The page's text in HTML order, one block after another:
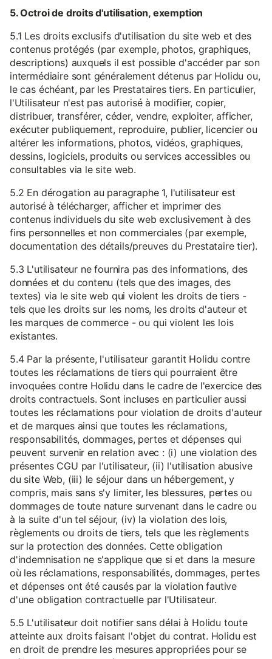
5. Octroi de droits d'utilisation, exemption
5.1 Les droits exclusifs d'utilisation du site web et des
contenus protégés (par exemple, photos, graphiques,
descriptions) auxquels il est possible d'accéder par son
intermédiaire sont généralement détenus par Holidu ou,
le cas échéant, par les Prestataires tiers. En particulier,
l'Utilisateur n'est pas autorisé à modifier, copier,
distribuer, transférer, céder, vendre, exploiter, afficher,
exécuter publiquement, reproduire, publier, licencier ou
altérer les informations, photos, vidéos, graphiques,
dessins, logiciels, produits ou services accessibles ou
consultables via le site web.
5.2 En dérogation au paragraphe 1, l'utilisateur est
autorisé à télécharger, afficher et imprimer des
contenus individuels du site web exclusivement à des
fins personnelles et non commerciales (par exemple,
documentation des détails/preuves du Prestataire tier).
5.3 L'utilisateur ne fournira pas des informations, des
données et du contenu (tels que des images, des
textes) via le site web qui violent les droits de tiers -
tels que les droits sur les noms, les droits d'auteur et
les marques de commerce - ou qui violent les lois
existantes.
5.4 Par la présente, l'utilisateur garantit Holidu contre
toutes les réclamations de tiers qui pourraient être
invoquées contre Holidu dans le cadre de l'exercice des
droits contractuels. Sont incluses en particulier aussi
toutes les réclamations pour violation de droits d'auteur
et de marques ainsi que toutes les réclamations,
responsabilités, dommages, pertes et dépenses qui
peuvent survenir en relation avec : (i) une violation des
présentes CGU par l'utilisateur, (ii) l'utilisation abusive
du site Web, (iii) le séjour dans un hébergement, y
compris, mais sans s'y limiter, les blessures, pertes ou
dommages de toute nature survenant dans le cadre ou
à la suite d'un tel séjour, (iv) la violation des lois,
règlements ou droits de tiers, tels que les règlements
sur la protection des données. Cette obligation
d'indemnisation ne s'applique que si et dans la mesure
où les réclamations, responsabilités, dommages, pertes
et dépenses ont été causés par la violation fautive
d'une obligation contractuelle par l'Utilisateur.
5.5 L'utilisateur doit notifier sans délai à Holidu toute
atteinte aux droits faisant l'objet du contrat. Holidu est
en droit de prendre les mesures appropriées pour se